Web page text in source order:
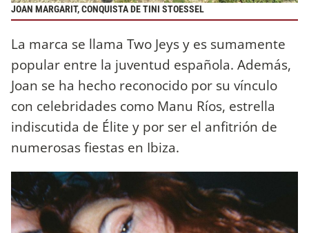
JOAN MARGARIT, CONQUISTA DE TINI STOESSEL
La marca se llama Two Jeys y es sumamente
popular entre la juventud española. Además,
Joan se ha hecho reconocido por su vínculo
con celebridades como Manu Ríos, estrella
indiscutida de Élite y por ser el anfitrión de
numerosas fiestas en Ibiza.